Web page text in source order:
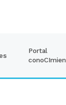
Portal